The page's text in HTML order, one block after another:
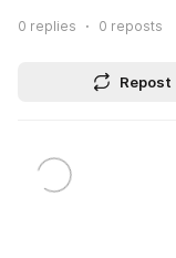
0 replies 0 reposts
Repost